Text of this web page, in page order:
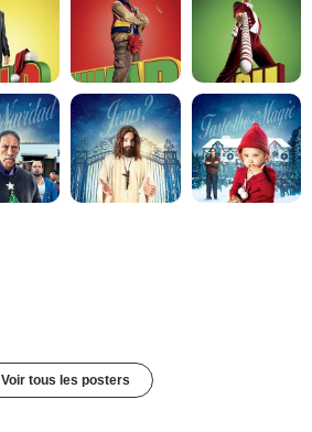
Voir tous les posters